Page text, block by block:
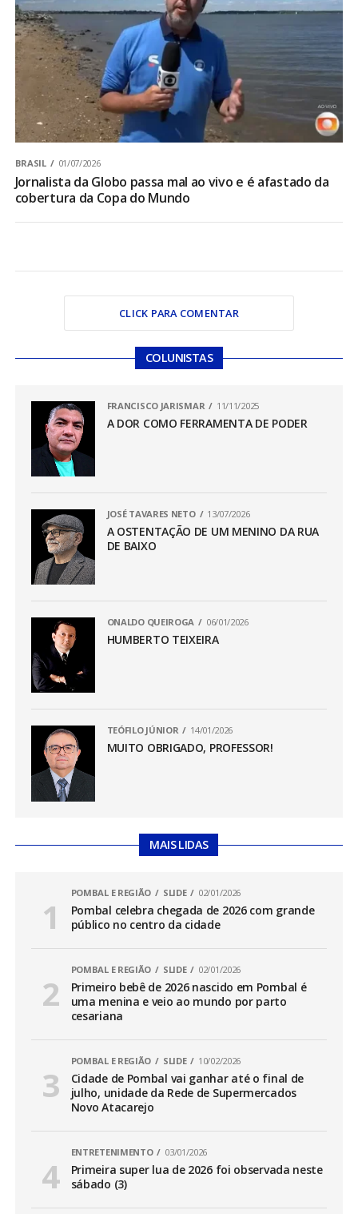
BRASIL 01/07/2026
Jornalista da Globo passa mal ao vivo e é afastado da
cobertura da Copa do Mundo
CLICK PARA COMENTAR
COLUNISTAS
FRANCISCO JARISMAR 11/11/2025
A DOR COMO FERRAMENTA DE PODER
JOSÉ TAVARES NETO 13/07/2026
A OSTENTAÇÃO DE UM MENINO DA RUA
DE BAIXO
ONALDO QUEIROGA 06/01/2026
HUMBERTO TEIXEIRA
TEÓFILO JÚNIOR 14/01/2026
MUITO OBRIGADO, PROFESSOR!
MAIS LIDAS
POMBAL E REGIÃO SLIDE 02/01/2026
Pombal celebra chegada de 2026 com grande
público no centro da cidade
POMBAL E REGIÃO SLIDE 02/01/2026
Primeiro bebê de 2026 nascido em Pombal é
uma menina e veio ao mundo por parto
cesariana
POMBAL E REGIÃO SLIDE 10/02/2026
Cidade de Pombal vai ganhar até o final de
julho, unidade da Rede de Supermercados
Novo Atacarejo
ENTRETENIMENTO 03/01/2026
Primeira super lua de 2026 foi observada neste
sábado (3)